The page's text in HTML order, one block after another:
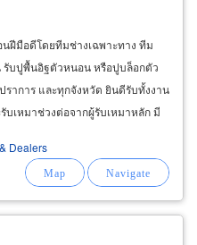
มือดีโดยทีมช่างเฉพาะทาง ทีม
บปูพื้นอิฐตัวหนอน หรือปูบล็อกตัว
าการ และทุกจังหวัด ยินดีรับทั้งงาน
บเหมาช่วงต่อจากผู้รับเหมาหลัก มี
Dealers